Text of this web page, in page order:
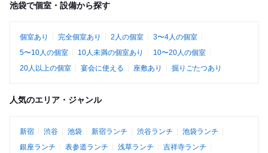
池袋で個室・設備から探す
個室あり 完全個室あり 2人の個室
3〜4人の個室
5〜10人の個室
10人未満の個室あり
10〜20人の個室
20人以上の個室
宴会に使える 座敷あり 掘りごたつあり
人気のエリア・ジャンル
新宿 渋谷 池袋 新宿ランチ 渋谷ランチ
池袋ランチ
銀座ランチ
表参道ランチ 浅草ランチ
吉祥寺ランチ